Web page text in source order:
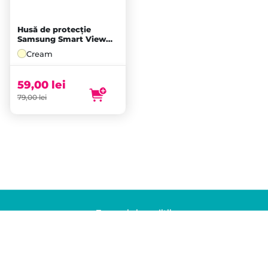
Husă de protecție
Samsung Smart View
Wallet Case pentru
Galaxy S23, Cream
Cream
79,00lei
59,00 lei
Termeni și condiții